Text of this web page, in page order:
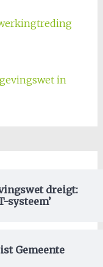
in
dreigt:
systeem’
Gemeente